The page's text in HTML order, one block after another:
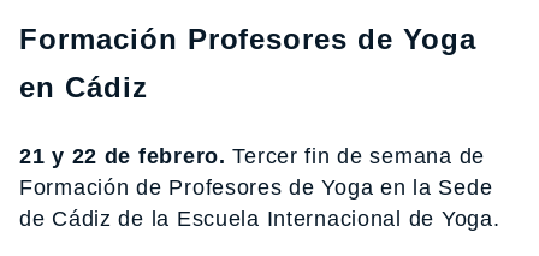
Formación Profesores de Yoga
en Cádiz
21 y 22 de febrero. Tercer fin de semana de
Formación de Profesores de Yoga en la Sede
de Cádiz de la Escuela Internacional de Yoga.